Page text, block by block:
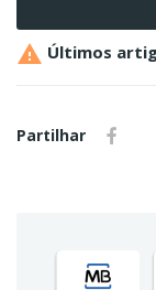
 Últimos
Partilhar